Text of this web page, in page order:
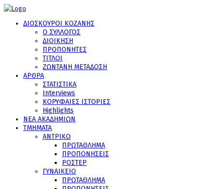
ΔΙΟΣΚΟΥΡΟΙ ΚΟΖΑΝΗΣ
Ο ΣΥΛΛΟΓΟΣ
ΔΙΟΙΚΗΣΗ
ΠΡΟΠΟΝΗΤΕΣ
ΤΙΤΛΟΙ
ΖΩΝΤΑΝΗ ΜΕΤΑΔΟΣΗ
ΑΡΘΡΑ
ΣΤΑΤΙΣΤΙΚΑ
Interviews
ΚΟΡΥΦΑΙΕΣ ΙΣΤΟΡΙΕΣ
Highlights
ΝΕΑ ΑΚΑΔΗΜΙΩΝ
ΤΜΗΜΑΤΑ
ΑΝΤΡΙΚΟ
ΠΡΩΤΑΘΛΗΜΑ
ΠΡΟΠΟΝΗΣΕΙΣ
ΡΟΣΤΕΡ
ΓΥΝΑΙΚΕΙΟ
ΠΡΩΤΑΘΛΗΜΑ